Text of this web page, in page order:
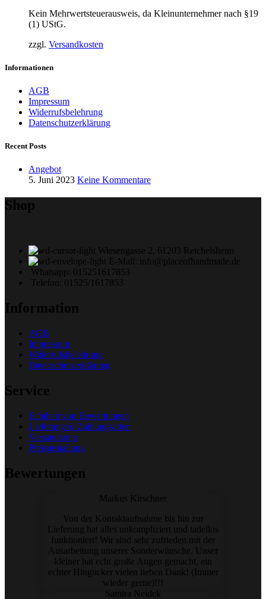
Kein Mehrwertsteuerausweis, da Kleinunternehmer nach §19
(1) UStG.
zzgl. Versandkosten
Informationen
AGB
Impressum
Widerrufsbelehrung
Datenschutzerklärung
Recent Posts
Angebot
5. Juni 2023 Keine Kommentare
Shop
Wiesengasse 2, 61203 Reichelsheim
E-Mail: info@placeofhandmade.de
Whatsapp: 015251617853
Telefon: 01525/1617853
Information
AGB
Impressum
Widerrufsbelehrung
Datenschutzerklärung
Service
Echtheit von Bewertungen
Lieferung & Zahlungsarten
Versandarten
Preisgestaltung
Bewertungen
Markus Kirschner
Von der Kontaktaufnahme bis hin zur
Lieferung hat alles unkompliziert und tadellos
funktioniert! Wir sind sehr zufrieden mit der
Ausarbeitung unserer Sonderwünsche. Unser
kleiner hat echt große Augen gemacht, ein
echter Hingucker vielen lieben Dank! (Immer
wieder gerne)!!!
Samira Neidek